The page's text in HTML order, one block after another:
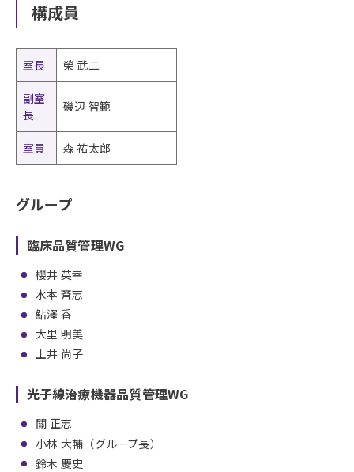
構成員
室長 榮 武二
副室
長
磯辺 智範
室員 森 祐太郎
グループ
臨床品質管理WG
櫻井 英幸
水本 斉志
鮎澤 香
大里 明美
土井 尚子
光子線治療機器品質管理WG
關 正志
小林 大輔（グループ長）
鈴木 慶史